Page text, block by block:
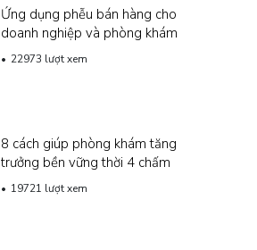
Ứng dụng phễu bán hàng cho
doanh nghiệp và phòng khám
22973 lượt xem
8 cách giúp phòng khám tăng
trưởng bền vững thời 4 chấm
19721 lượt xem